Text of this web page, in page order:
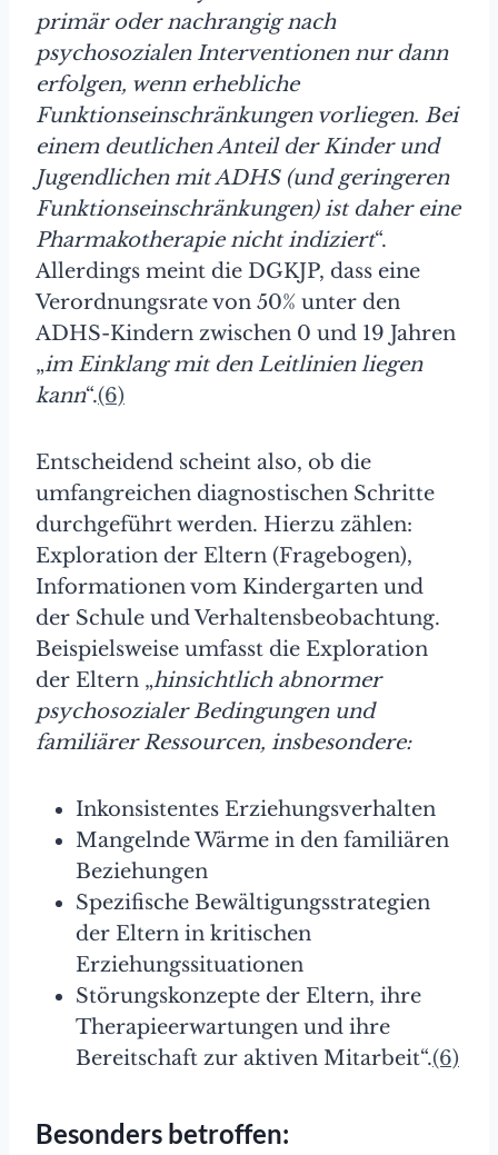
primär oder nachrangig nach
psychosozialen Interventionen nur dann
erfolgen, wenn erhebliche
Funktionseinschränkungen vorliegen. Bei
einem deutlichen Anteil der Kinder und
Jugendlichen mit ADHS (und geringeren
Funktionseinschränkungen) ist daher eine
Pharmakotherapie nicht indiziert“.
Allerdings meint die DGKJP, dass eine
Verordnungsrate von 50% unter den
ADHS-Kindern zwischen 0 und 19 Jahren
„im Einklang mit den Leitlinien liegen
kann“.(6)
Entscheidend scheint also, ob die
umfangreichen diagnostischen Schritte
durchgeführt werden. Hierzu zählen:
Exploration der Eltern (Fragebogen),
Informationen vom Kindergarten und
der Schule und Verhaltensbeobachtung.
Beispielsweise umfasst die Exploration
der Eltern „hinsichtlich abnormer
psychosozialer Bedingungen und
familiärer Ressourcen, insbesondere:
Inkonsistentes Erziehungsverhalten
Mangelnde Wärme in den familiären
Beziehungen
Spezifische Bewältigungsstrategien
der Eltern in kritischen
Erziehungssituationen
Störungskonzepte der Eltern, ihre
Therapieerwartungen und ihre
Bereitschaft zur aktiven Mitarbeit“.(6)
Besonders betroffen: